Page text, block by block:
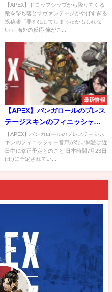
テージがやばすぎる
【APEX】ドロップシップから降りてくる
敵を撃ち落とすヴァンテージがやばすぎる
投稿者「罪を犯してしまったかもしれな
い」 海外の反応 俺がこ...
最新情報
【APEX】バンガロールのプレス
テージスキンのフィニッシャー
音声がない問題は近日中に修正
予定とのこと
【APEX】バンガロールのプレステージス
キンのフィニッシャー音声がない問題は近
日中に修正予定とのこと 日本時間7月23日
(土)に予定されてい...